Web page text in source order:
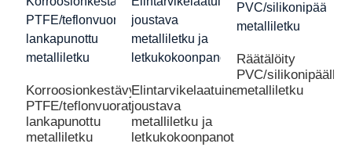
Korroosionkestävyys
PTFE/teflonvuorattu
lankapunottu
metalliletku
Elintarvikelaatuinen
joustava
metalliletku ja
letkukokoonpanot
Räätälöity
PVC/
metalliletku